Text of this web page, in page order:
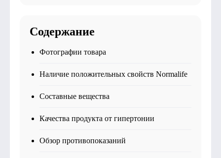
Содержание
Фотографии товара
Наличие положительных свойств Normalife
Составные вещества
Качества продукта от гипертонии
Обзор противопоказаний